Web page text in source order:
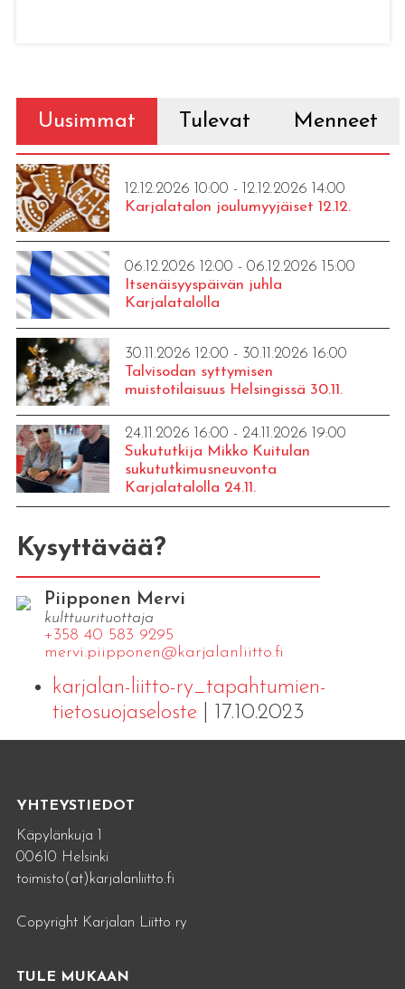
Uusimmat Tulevat Menneet
12.12.2026 10:00 - 12.12.2026 14:00
Karjalatalon joulumyyjäiset 12.12.
06.12.2026 12:00 - 06.12.2026 15:00
Itsenäisyyspäivän juhla
Karjalatalolla
30.11.2026 12:00 - 30.11.2026 16:00
Talvisodan syttymisen
muistotilaisuus Helsingissä 30.11.
24.11.2026 16:00 - 24.11.2026 19:00
Sukututkija Mikko Kuitulan
sukututkimusneuvonta
Karjalatalolla 24.11.
Kysyttävää?
Piipponen Mervi
kulttuurituottaja
+358 40 583 9295
mervi.​piipponen@​kar​jala​nlii​tto.​fi
karjalan-liitto-ry_tapahtumien-
tietosuojaseloste| 17.10.2023
YHTEYSTIEDOT
Käpylänkuja 1
00610 Helsinki
toimisto(at)karjalanliitto.fi
Copyright Karjalan Liitto ry
TULE MUKAAN